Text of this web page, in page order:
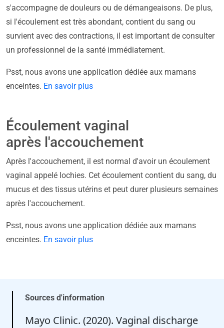
s'accompagne de douleurs ou de démangeaisons. De plus,
si l'écoulement est très abondant, contient du sang ou
survient avec des contractions, il est important de consulter
un professionnel de la santé immédiatement.
Psst, nous avons une application dédiée aux mamans
enceintes. En savoir plus
Écoulement vaginal
après l'accouchement
Après l'accouchement, il est normal d'avoir un écoulement
vaginal appelé lochies. Cet écoulement contient du sang, du
mucus et des tissus utérins et peut durer plusieurs semaines
après l'accouchement.
Psst, nous avons une application dédiée aux mamans
enceintes. En savoir plus
Sources d'information
Mayo Clinic. (2020). Vaginal discharge